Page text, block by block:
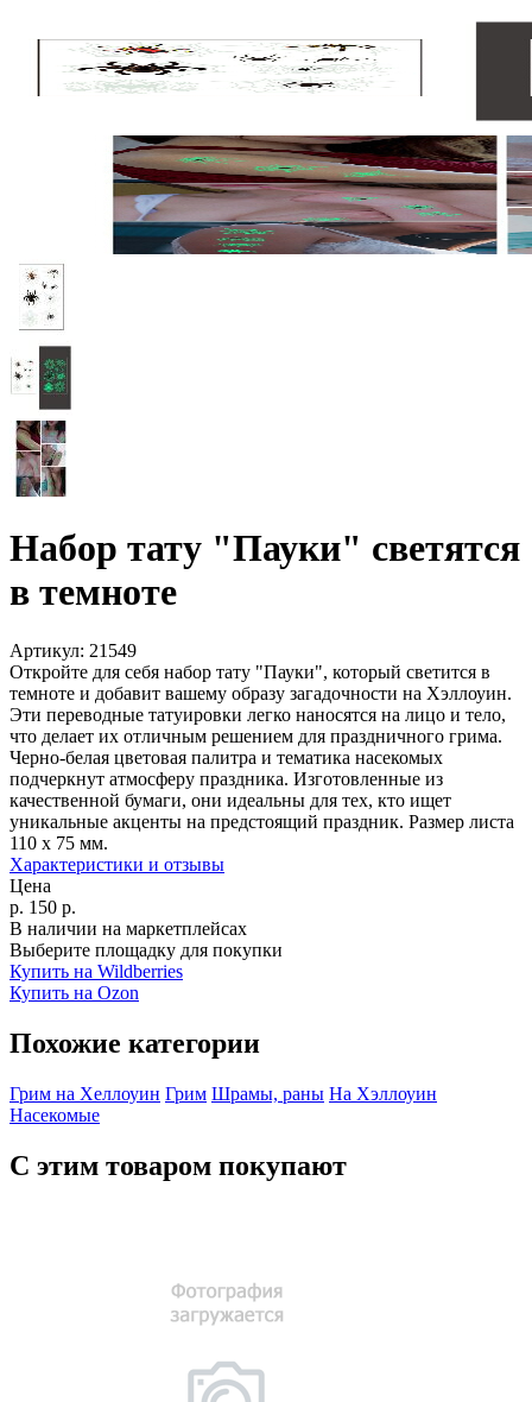
Набор тату "Пауки" светятся
в темноте
Артикул: 21549
Откройте для себя набор тату "Пауки", который светится в
темноте и добавит вашему образу загадочности на Хэллоуин.
Эти переводные татуировки легко наносятся на лицо и тело,
что делает их отличным решением для праздничного грима.
Черно-белая цветовая палитра и тематика насекомых
подчеркнут атмосферу праздника. Изготовленные из
качественной бумаги, они идеальны для тех, кто ищет
уникальные акценты на предстоящий праздник. Размер листа
110 х 75 мм.
Характеристики и отзывы
Цена
р. 150 р.
В наличии на маркетплейсах
Выберите площадку для покупки
Купить на Wildberries
Купить на Ozon
Похожие категории
Грим на Хеллоуин Грим Шрамы, раны На Хэллоуин
Насекомые
С этим товаром покупают